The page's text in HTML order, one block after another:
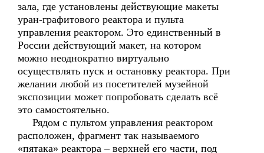
зала, где установлены действующие макеты
уран-графитового реактора и пульта
управления реактором. Это единственный в
России действующий макет, на котором
можно неоднократно виртуально
осуществлять пуск и остановку реактора. При
желании любой из посетителей музейной
экспозиции может попробовать сделать всё
это самостоятельно.
Рядом с пультом управления реактором
расположен, фрагмент так называемого
«пятака» реактора – верхней его части, под